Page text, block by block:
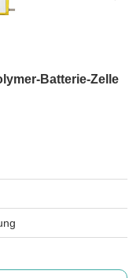
Batterie-Zelle